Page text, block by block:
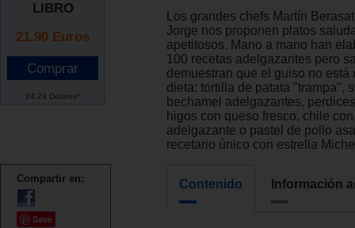
LIBRO
21.90 Euros
24.29 Dólares*
Compartir en:
Save
Los grandes chefs Martín
Jorge nos proponen platos
apetitosos. Mano a mano han
100 recetas adelgazantes pero
demuestran que el guiso no está
dieta: tortilla de patata "trampa",
bechamel adelgazantes,
higos con queso fresco, chile
adelgazante o pastel de pollo
recetario único con estrella
Contenido Información